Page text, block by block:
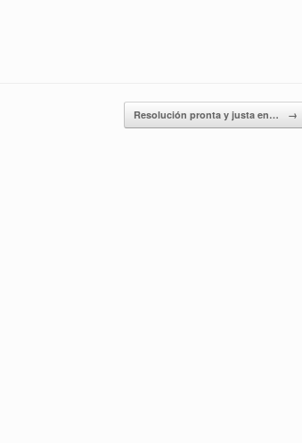
Resolución pronta y justa en… →